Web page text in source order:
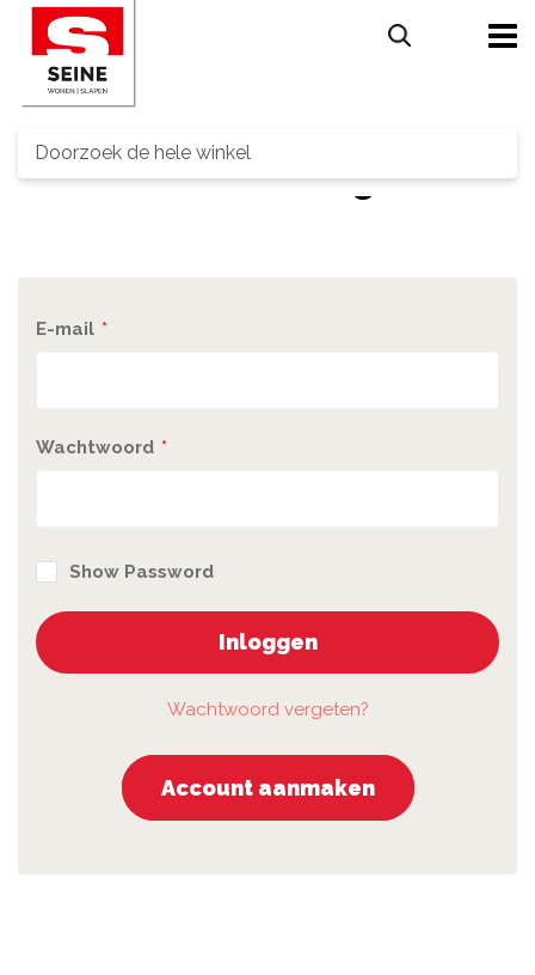
Search
Customer Login
E-mail
Wachtwoord
Show Password
Inloggen
Wachtwoord vergeten?
Account aanmaken